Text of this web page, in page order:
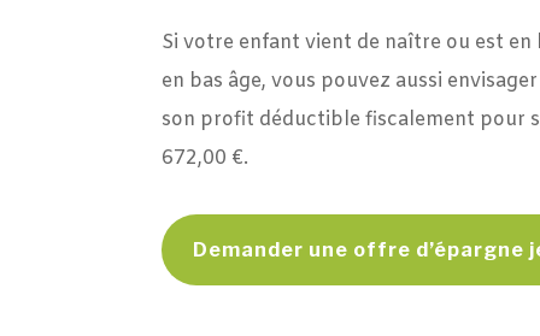
Si votre enfant vient de naître ou est en
en bas âge, vous pouvez aussi
son profit déductible fiscalement pour
672,00 €.
Demander une offre d’épargne